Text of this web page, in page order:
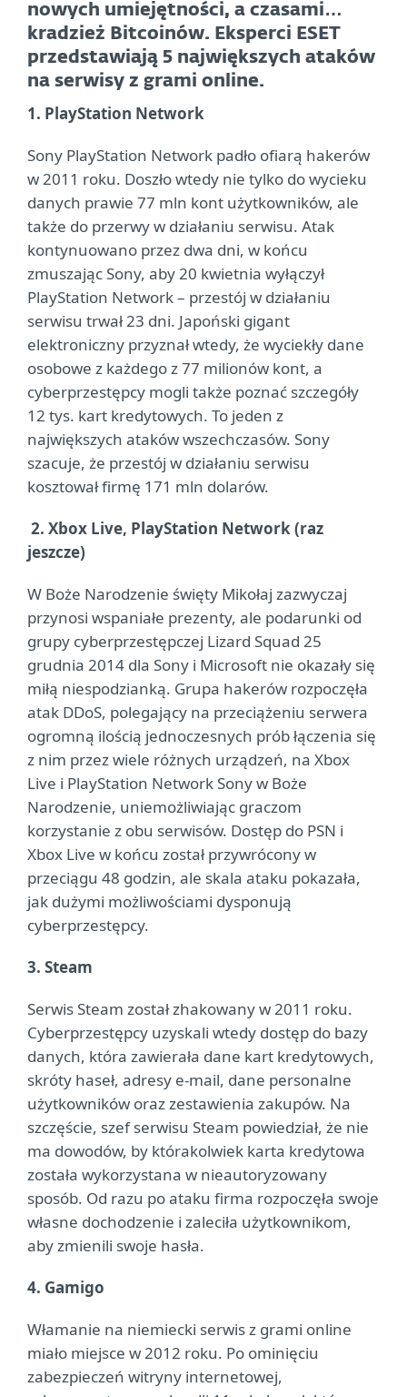
nowych umiejętności, a czasami…
kradzież Bitcoinów. Eksperci ESET
przedstawiają 5 największych ataków
na serwisy z grami online.
1. PlayStation Network
Sony PlayStation Network padło ofiarą hakerów
w 2011 roku. Doszło wtedy nie tylko do wycieku
danych prawie 77 mln kont użytkowników, ale
także do przerwy w działaniu serwisu. Atak
kontynuowano przez dwa dni, w końcu
zmuszając Sony, aby 20 kwietnia wyłączył
PlayStation Network – przestój w działaniu
serwisu trwał 23 dni. Japoński gigant
elektroniczny przyznał wtedy, że wyciekły dane
osobowe z każdego z 77 milionów kont, a
cyberprzestępcy mogli także poznać szczegóły
12 tys. kart kredytowych. To jeden z
największych ataków wszechczasów. Sony
szacuje, że przestój w działaniu serwisu
kosztował firmę 171 mln dolarów.
2. Xbox Live, PlayStation Network (raz
jeszcze)
W Boże Narodzenie święty Mikołaj zazwyczaj
przynosi wspaniałe prezenty, ale podarunki od
grupy cyberprzestępczej Lizard Squad 25
grudnia 2014 dla Sony i Microsoft nie okazały się
miłą niespodzianką. Grupa hakerów rozpoczęła
atak DDoS, polegający na przeciążeniu serwera
ogromną ilością jednoczesnych prób łączenia się
z nim przez wiele różnych urządzeń, na Xbox
Live i PlayStation Network Sony w Boże
Narodzenie, uniemożliwiając graczom
korzystanie z obu serwisów. Dostęp do PSN i
Xbox Live w końcu został przywrócony w
przeciągu 48 godzin, ale skala ataku pokazała,
jak dużymi możliwościami dysponują
cyberprzestępcy.
3. Steam
Serwis Steam został zhakowany w 2011 roku.
Cyberprzestępcy uzyskali wtedy dostęp do bazy
danych, która zawierała dane kart kredytowych,
skróty haseł, adresy e-mail, dane personalne
użytkowników oraz zestawienia zakupów. Na
szczęście, szef serwisu Steam powiedział, że nie
ma dowodów, by którakolwiek karta kredytowa
została wykorzystana w nieautoryzowany
sposób. Od razu po ataku firma rozpoczęła swoje
własne dochodzenie i zaleciła użytkownikom,
aby zmienili swoje hasła.
4. Gamigo
Włamanie na niemiecki serwis z grami online
miało miejsce w 2012 roku. Po ominięciu
zabezpieczeń witryny internetowej,